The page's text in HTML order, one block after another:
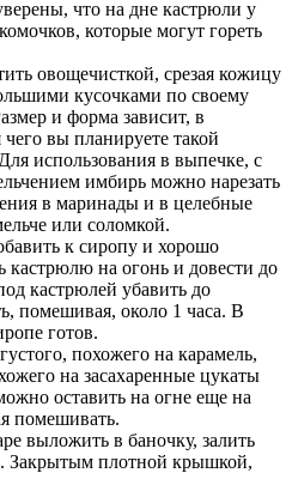
что на дне кастрюли у
которые могут гореть
овощечисткой, срезая кожицу
кусочками по своему
и форма зависит, в
вы планируете такой
использования в выпечке, с
имбирь можно нарезать
в маринады и в целебные
или соломкой.
к сиропу и хорошо
кастрюлю на огонь и довести до
кастрюлей убавить до
помешивая, около 1 часа. В
готов.
похожего на карамель,
на засахаренные цукаты
оставить на огне еще на
помешивать.
выложить в баночку, залить
Закрытым плотной крышкой,